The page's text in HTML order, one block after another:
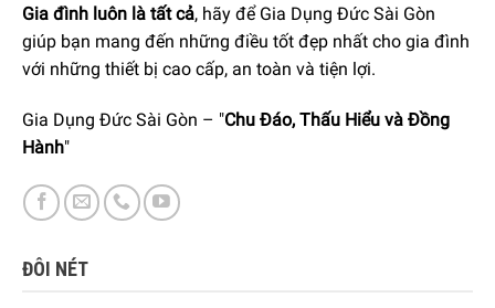
Gia đình luôn là tất cả, hãy để Gia Dụng Đức Sài Gòn
giúp bạn mang đến những điều tốt đẹp nhất cho gia đình
với những thiết bị cao cấp, an toàn và tiện lợi.
Gia Dụng Đức Sài Gòn – "Chu Đáo, Thấu Hiểu và Đồng
Hành"
ĐÔI NÉT